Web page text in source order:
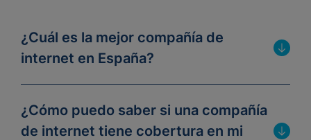
¿Cuál es la mejor compañía de
internet en España?
¿Cómo puedo saber si una compañía
de internet tiene cobertura en mi